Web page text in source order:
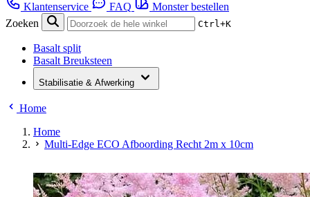
Klantenservice FAQ
Monster bestellen
Zoeken
Ctrl+K
Basalt split
Basalt Breuksteen
Stabilisatie & Afwerking
Home
Home
Multi-Edge ECO Afboording Recht 2m x 10cm